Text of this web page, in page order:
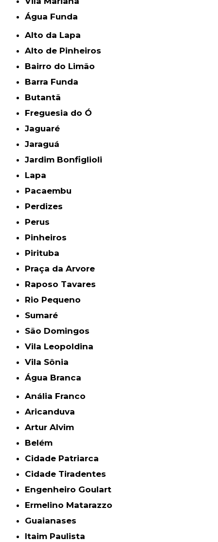
Água Funda
Alto da Lapa
Alto de Pinheiros
Bairro do Limão
Barra Funda
Butantã
Freguesia do Ó
Jaguaré
Jaraguá
Jardim Bonfiglioli
Lapa
Pacaembu
Perdizes
Perus
Pinheiros
Pirituba
Praça da Arvore
Raposo Tavares
Rio Pequeno
Sumaré
São Domingos
Vila Leopoldina
Vila Sônia
Água Branca
Anália Franco
Aricanduva
Artur Alvim
Belém
Cidade Patriarca
Cidade Tiradentes
Engenheiro Goulart
Ermelino Matarazzo
Guaianases
Itaim Paulista